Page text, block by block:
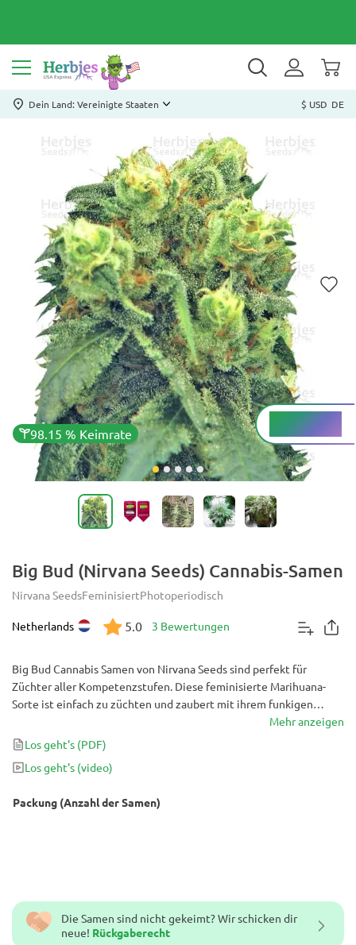
Dein Land: Vereinigte Staaten $ USD DE
98.15 % Keimrate
Medium %
THC
Big Bud (Nirvana Seeds) Cannabis-Samen
Nirvana SeedsFeminisiertPhotoperiodisch
Netherlands 5.0 3 Bewertungen
Die Samen sind nicht gekeimt? Wir schicken dir
neue! Rückgaberecht
Big Bud Cannabis Samen von Nirvana Seeds sind perfekt für
Züchter aller Kompetenzstufen. Diese feminisierte Marihuana-
Sorte ist einfach zu züchten und zaubert mit ihrem funkigen
Geschmacksprofil, das süße Noten mit skunkigen Untertönen
kombiniert, ein Lächeln auf Ihr Gesicht. Diese von Indica
dominierte Hybridsorte eignet sich aufgrund ihrer entspannten,
fröhlichen Wirkung perfekt für die Anwendung vor dem
Mehr anzeigen
Los geht's (PDF)
Los geht's (video)
Packung (Anzahl der Samen)